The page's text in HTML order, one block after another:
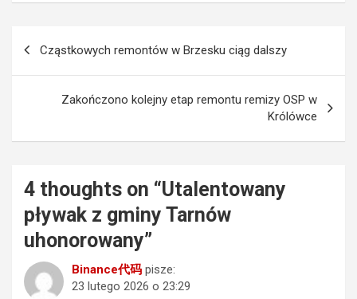
wpisu
Cząstkowych remontów w Brzesku ciąg dalszy
Zakończono kolejny etap remontu remizy OSP w
Królówce
4 thoughts on “Utalentowany
pływak z gminy Tarnów
uhonorowany”
Binance代码 pisze:
23 lutego 2026 o 23:29